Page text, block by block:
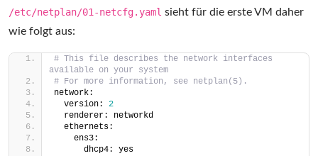
/etc/netplan/01-netcfg.yaml sieht für die erste VM daher
wie folgt aus:
# This file describes the network interfaces
available on your system
# For more information, see netplan(5).
network:
  version:
2
  renderer: networkd
  ethernets:
    ens3:
      dhcp4: yes